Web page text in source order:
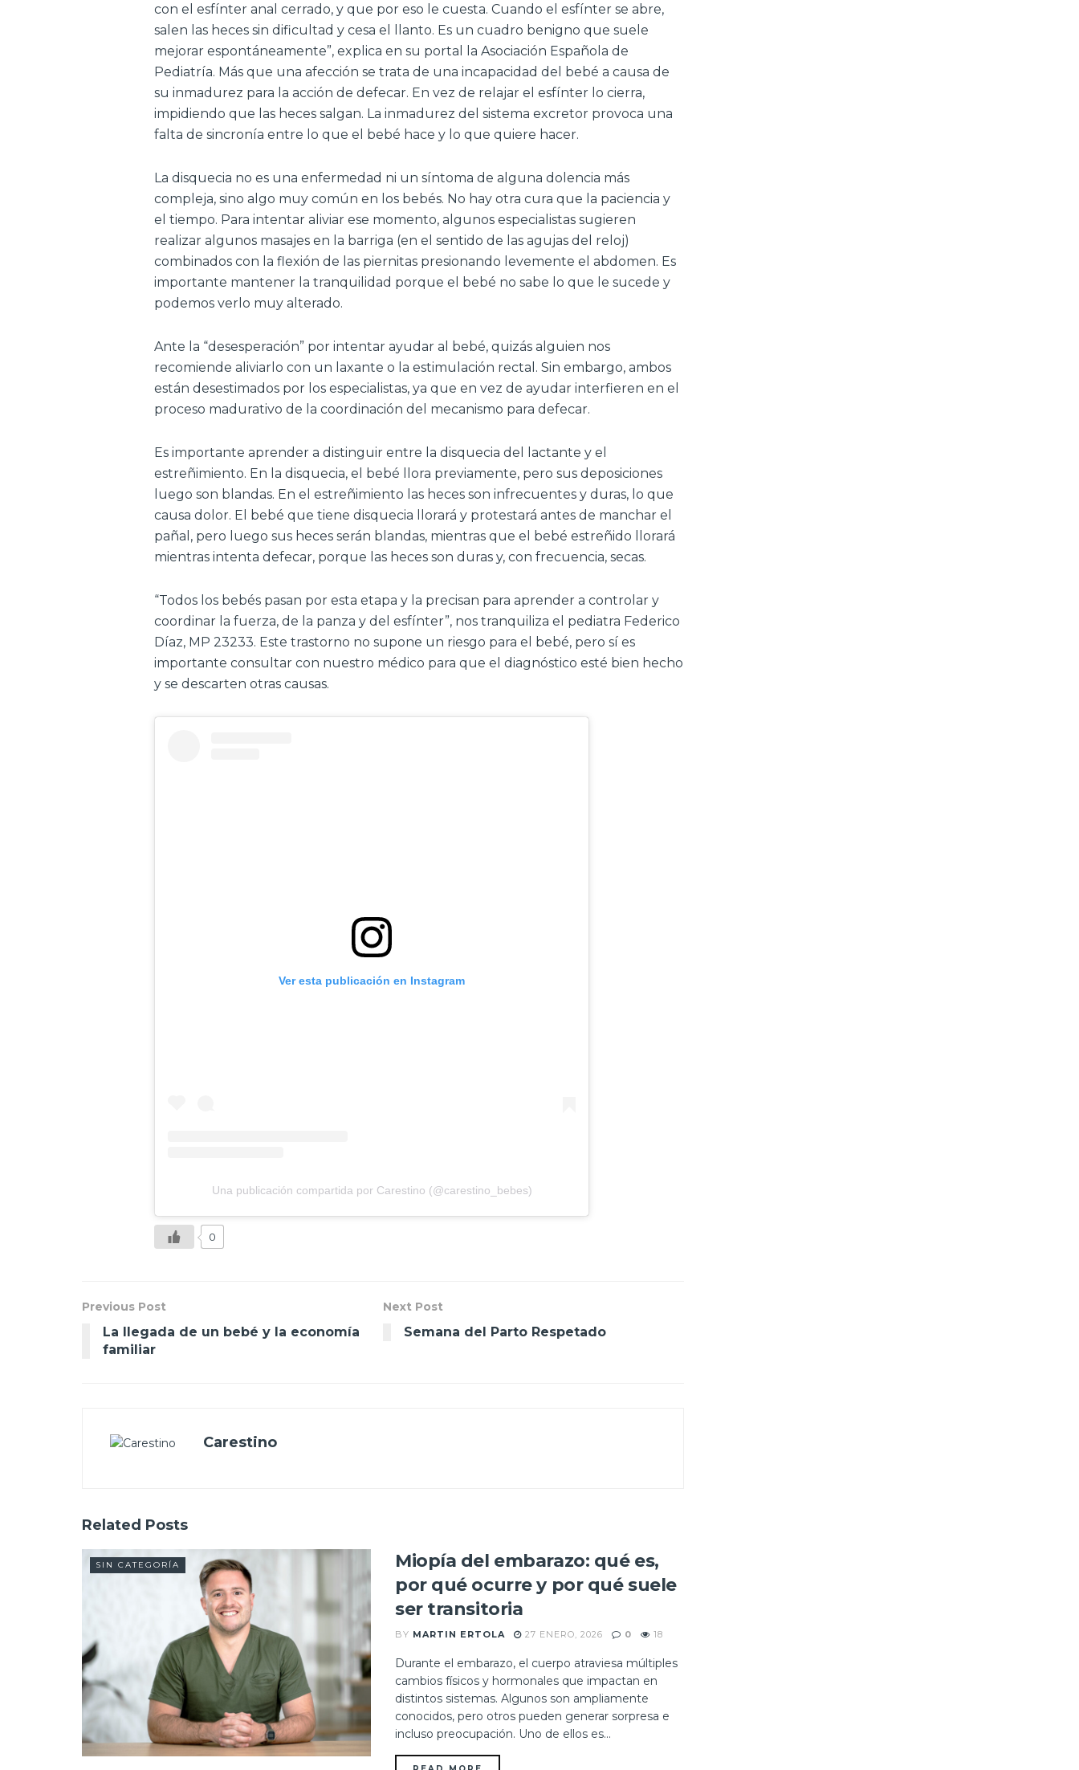
con el esfínter anal cerrado, y que por eso le cuesta. Cuando el esfínter se abre,
salen las heces sin dificultad y cesa el llanto. Es un cuadro benigno que suele
mejorar espontáneamente”, explica en su portal la Asociación Española de
Pediatría. Más que una afección se trata de una incapacidad del bebé a causa de
su inmadurez para la acción de defecar. En vez de relajar el esfínter lo cierra,
impidiendo que las heces salgan. La inmadurez del sistema excretor provoca una
falta de sincronía entre lo que el bebé hace y lo que quiere hacer.
La disquecia no es una enfermedad ni un síntoma de alguna dolencia más
compleja, sino algo muy común en los bebés. No hay otra cura que la paciencia y
el tiempo. Para intentar aliviar ese momento, algunos especialistas sugieren
realizar algunos masajes en la barriga (en el sentido de las agujas del reloj)
combinados con la flexión de las piernitas presionando levemente el abdomen. Es
importante mantener la tranquilidad porque el bebé no sabe lo que le sucede y
podemos verlo muy alterado.
Ante la “desesperación” por intentar ayudar al bebé, quizás alguien nos
recomiende aliviarlo con un laxante o la estimulación rectal. Sin embargo, ambos
están desestimados por los especialistas, ya que en vez de ayudar interfieren en el
proceso madurativo de la coordinación del mecanismo para defecar.
Es importante aprender a distinguir entre la disquecia del lactante y el
estreñimiento. En la disquecia, el bebé llora previamente, pero sus deposiciones
luego son blandas. En el estreñimiento las heces son infrecuentes y duras, lo que
causa dolor. El bebé que tiene disquecia llorará y protestará antes de manchar el
pañal, pero luego sus heces serán blandas, mientras que el bebé estreñido llorará
mientras intenta defecar, porque las heces son duras y, con frecuencia, secas.
“Todos los bebés pasan por esta etapa y la precisan para aprender a controlar y
coordinar la fuerza, de la panza y del esfínter”, nos tranquiliza el pediatra Federico
Díaz, MP 23233. Este trastorno no supone un riesgo para el bebé, pero sí es
importante consultar con nuestro médico para que el diagnóstico esté bien hecho
y se descarten otras causas.
Ver esta publicación en Instagram
Una publicación compartida por Carestino (@carestino_bebes)
0
Previous Post
La llegada de un bebé y la economía
familiar
Next Post
Semana del Parto Respetado
Carestino
Related Posts
SIN CATEGORÍA
Miopía del embarazo: qué es,
por qué ocurre y por qué suele
ser transitoria
BY MARTIN ERTOLA 27 ENERO, 2026 0 18
Durante el embarazo, el cuerpo atraviesa múltiples
cambios físicos y hormonales que impactan en
distintos sistemas. Algunos son ampliamente
conocidos, pero otros pueden generar sorpresa e
incluso preocupación. Uno de ellos es...